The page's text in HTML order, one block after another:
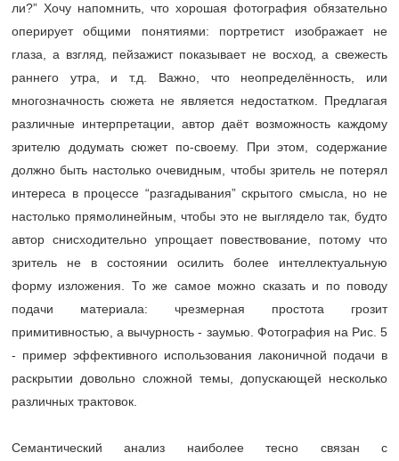
ли?” Хочу напомнить, что хорошая фотография обязательно
оперирует общими понятиями: портретист изображает не
глаза, а взгляд, пейзажист показывает не восход, а свежесть
раннего утра, и т.д. Важно, что неопределённость, или
многозначность сюжета не является недостатком. Предлагая
различные интерпретации, автор даёт возможность каждому
зрителю додумать сюжет по-своему. При этом, содержание
должно быть настолько очевидным, чтобы зритель не потерял
интереса в процессе “разгадывания” скрытого смысла, но не
настолько прямолинейным, чтобы это не выглядело так, будто
автор снисходительно упрощает повествование, потому что
зритель не в состоянии осилить более интеллектуальную
форму изложения. То же самое можно сказать и по поводу
подачи материала: чрезмерная простота грозит
примитивностью, а вычурность - заумью. Фотография на Рис. 5
- пример эффективного использования лаконичной подачи в
раскрытии довольно сложной темы, допускающей несколько
различных трактовок.
Семантический анализ наиболее тесно связан с